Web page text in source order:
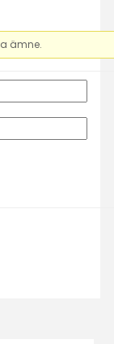
ämne.